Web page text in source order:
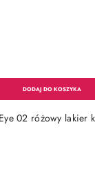
02 różowy lakier